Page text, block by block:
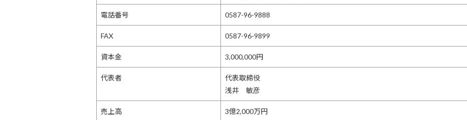
電話番号 0587-96-9888
FAX 0587-96-9899
資本金 3,000,000円
代表者
代表取締役
浅井 敏彦
売上高 3億2,000万円